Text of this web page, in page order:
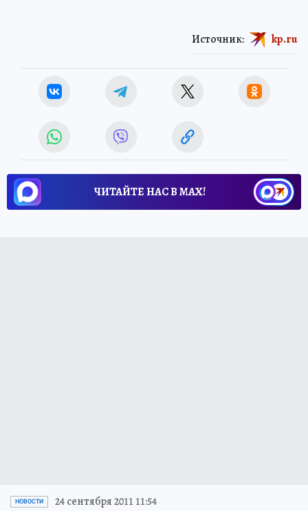
Источник: kp.ru
ЧИТАЙТЕ НАС В МАХ!
НОВОСТИ 24 сентября 2011 11:54